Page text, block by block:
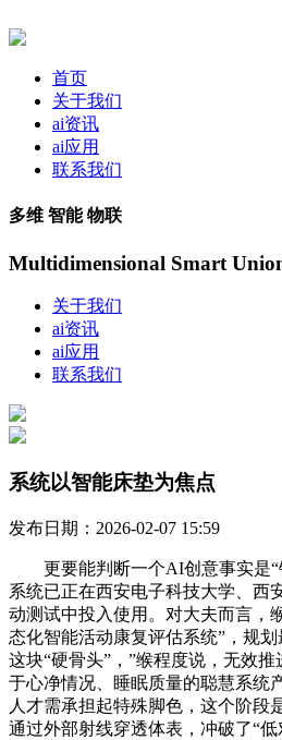
首页
关于我们
ai资讯
ai应用
联系我们
多维 智能 物联
Multidimensional Smart
关于我们
ai资讯
ai应用
联系我们
系统以智能床垫为焦点
发布日期：2026-02-07 15:59
更要能判断一个AI创意事实是“
系统已正在西安电子科技大学、西
动测试中投入使用。对大夫而言，
态化智能活动康复评估系统”，规
这块“硬骨头”，”缑程度说，无效
于心净情况、睡眠质量的聪慧系统
人才需承担起特殊脚色，这个阶段
通过外部射线穿透体表，冲破了“